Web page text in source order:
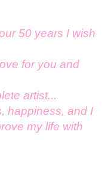
50 years I wish
for you and
artist...
happiness, and I
my life with